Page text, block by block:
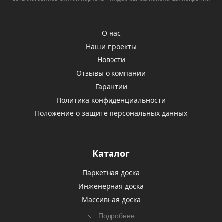
О нас
Наши проекты
Новости
Отзывы о компании
Гарантии
Политика конфиденциальности
Положение о защите персональных данных
Каталог
Паркетная доска
Инженерная доска
Массивная доска
Подробнее